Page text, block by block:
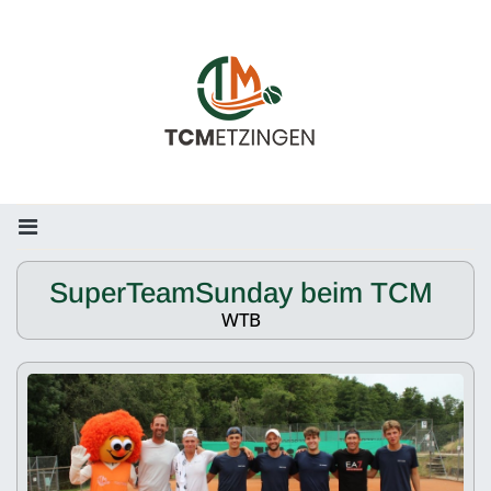
SuperTeamSunday beim TCM
WTB